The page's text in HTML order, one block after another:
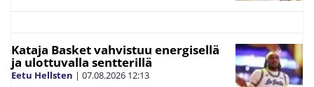
Kataja Basket vahvistuu energisellä
ja ulottuvalla sentterillä
Eetu Hellsten | 07.08.2026 12:13